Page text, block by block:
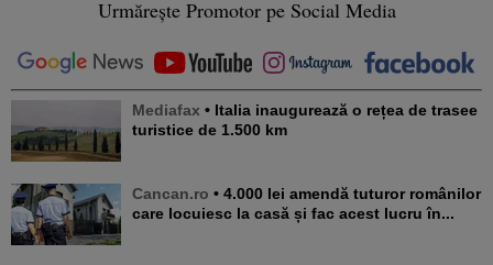
Urmărește Promotor pe Social Media
Mediafax • Italia inaugurează o rețea de trasee
turistice de 1.500 km
Cancan.ro • 4.000 lei amendă tuturor românilor
care locuiesc la casă și fac acest lucru în...